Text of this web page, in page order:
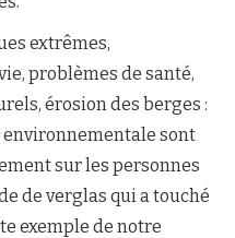
extrêmes,
problèmes de santé,
érosion des berges :
environnementale sont
sur les personnes
de verglas qui a touché
exemple de notre